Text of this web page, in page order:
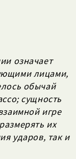
означает
лицами,
обычай
сущность
игре
их
ударов, так и